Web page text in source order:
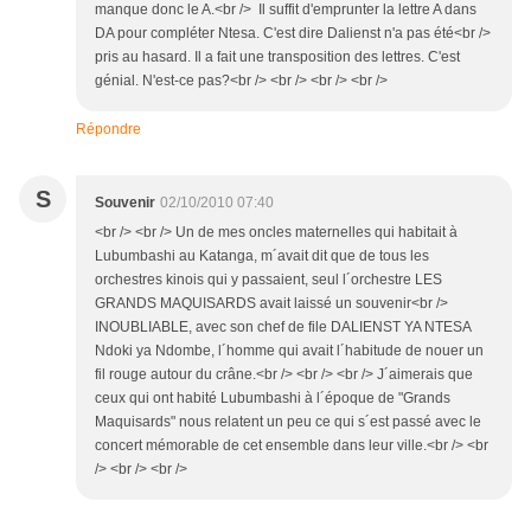
manque donc le A.<br /> Il suffit d'emprunter la lettre A dans
DA pour compléter Ntesa. C'est dire Dalienst n'a pas été<br />
pris au hasard. Il a fait une transposition des lettres. C'est
génial. N'est-ce pas?<br /> <br /> <br /> <br />
Répondre
S Souvenir 02/10/2010 07:40
<br /> <br /> Un de mes oncles maternelles qui habitait à
Lubumbashi au Katanga, m´avait dit que de tous les
orchestres kinois qui y passaient, seul l´orchestre LES
GRANDS MAQUISARDS avait laissé un souvenir<br />
INOUBLIABLE, avec son chef de file DALIENST YA NTESA
Ndoki ya Ndombe, l´homme qui avait l´habitude de nouer un
fil rouge autour du crâne.<br /> <br /> <br /> J´aimerais que
ceux qui ont habité Lubumbashi à l´époque de "Grands
Maquisards" nous relatent un peu ce qui s´est passé avec le
concert mémorable de cet ensemble dans leur ville.<br /> <br
/> <br /> <br />